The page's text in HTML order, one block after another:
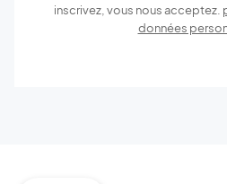
inscrivez, vous nous acceptez.
données